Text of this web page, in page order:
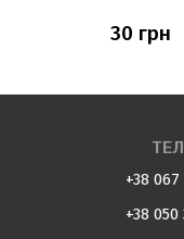
30 грн
+38
+38 050